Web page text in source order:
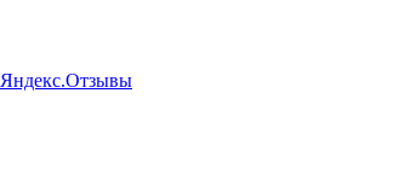
Яндекс.Отзывы